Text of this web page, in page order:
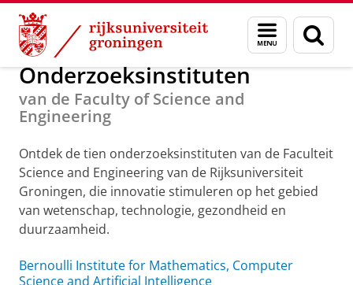
Skip
Content
Skip
Navigation
Menu
en
zoeken
Over ons Organization
Onderzoeksinstituten
van de Faculty of Science and
Engineering
Ontdek de tien onderzoeksinstituten van de Faculteit
Science and Engineering van de Rijksuniversiteit
Groningen, die innovatie stimuleren op het gebied
van wetenschap, technologie, gezondheid en
duurzaamheid.
Bernoulli Institute for Mathematics, Computer
Science and Artificial Intelligence